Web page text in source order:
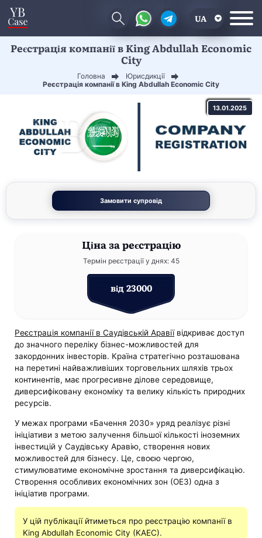
UA
EN
Реєстрація компанії в King Abdullah Economic
City
Головна
Юрисдикції
Реєстрація компанії в King Abdullah Economic City
13.01.2025
Замовити супровід
Ціназа реєстрацію
Термін реєстрації у днях: 45
від 23000
Реєстрація компанії в Саудівській Аравіївідкриває доступ
до значного переліку бізнес-можливостей для
закордонних інвесторів. Країна стратегічно розташована
на перетині найважливіших торговельних шляхів трьох
континентів, має прогресивне ділове середовище,
диверсифіковану економіку та велику кількість природних
ресурсів.
У межах програми «Бачення 2030» уряд реалізує різні
ініціативи з метою залучення більшої кількості іноземних
інвестицій у Саудівську Аравію, створення нових
можливостей для бізнесу. Це, своєю чергою,
стимулюватиме економічне зростання та диверсифікацію.
Створення особливих економічних зон (ОЕЗ) одна з
ініціатив програми.
У цій публікації йтиметься про реєстрацію компанії в
King Abdullah Economic City (KAEC).